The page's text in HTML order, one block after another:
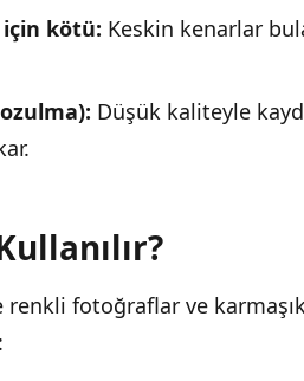
kötü: Keskin kenarlar
Düşük kaliteyle
renkli fotoğraflar ve